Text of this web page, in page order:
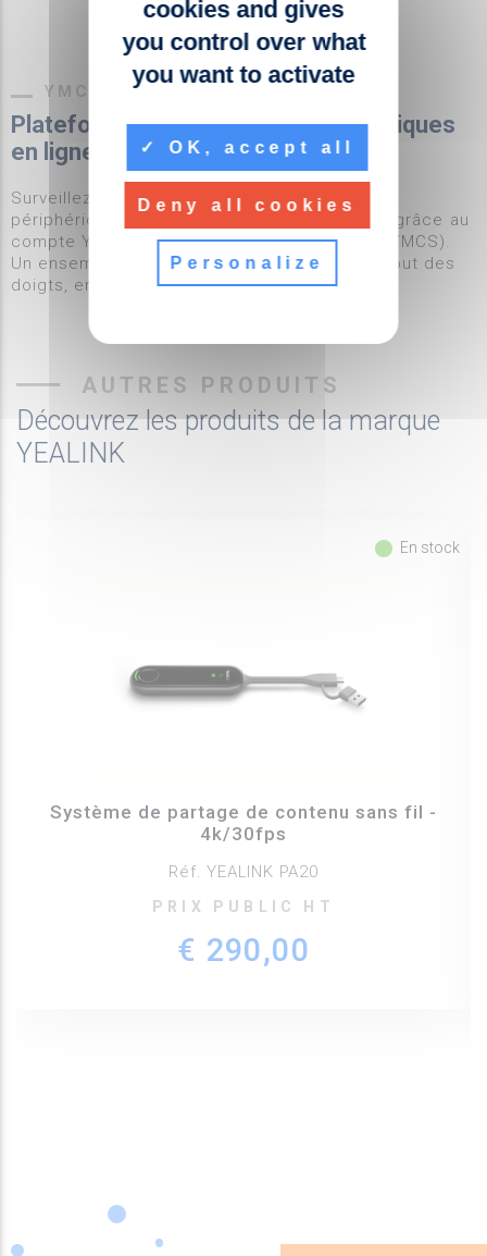
YMCS ET YDMP
Plateforme de gestion des périphériques
en ligne
Surveillez, contrôlez et mettez à niveau vos
périphériques de salle de réunion à distance grâce au
compte Yealink Management Cloud Service (YMCS).
Un ensemble de périphériques est géré du bout des
doigts, en ligne.
AUTRES PRODUITS
Découvrez les produits de la marque
YEALINK
fiber_manual_record En stock
Système de partage de contenu sans fil -
4k/30fps
Réf. YEALINK PA20
PRIX PUBLIC HT
€ 290,00
cookies and gives
you control over what
you want to activate
OK, accept all
Deny all cookies
Personalize